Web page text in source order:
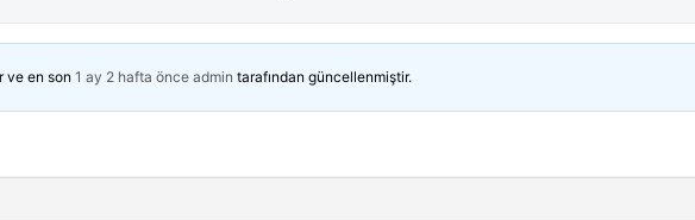
ve en son 1 ay 2 hafta önce admin tarafından güncellenmiştir.